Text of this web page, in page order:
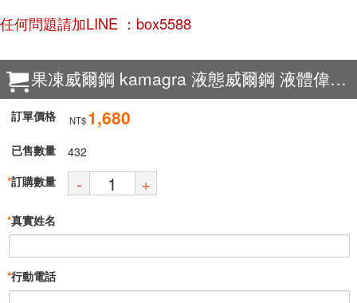
任何問題請加LINE ：box5588
果凍威爾鋼 kamagra 液態威爾鋼 液體偉哥 快速起效 最強硬度 隱蔽攜帶 7包/盒
訂單價格 NT$1,680
已售數量
432
訂購數量
* - +
真實姓名
*
行動電話
*